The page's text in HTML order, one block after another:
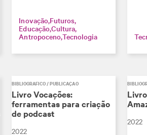
InovaçãoFuturos
EducaçãoCultura
AntropocenoTecnologia
BIBLIOGRÁFICO / PUBLICAÇÃO
Livro Vocações:
ferramentas para criação
de podcast
2022
2022